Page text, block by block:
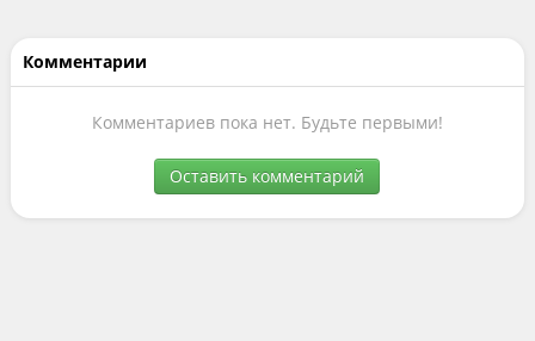
Комментарии
Комментариев пока нет. Будьте первыми!
Оставить комментарий